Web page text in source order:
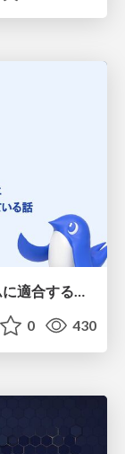
仕様駆動開発へのトライを機に チームに適合する手法を模索し続けている話
0 430